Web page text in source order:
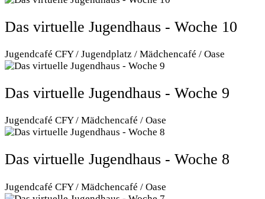
Das virtuelle Jugendhaus - Woche 10
Jugendcafé CFY / Jugendplatz / Mädchencafé / Oase
Das virtuelle Jugendhaus - Woche 9
Jugendcafé CFY / Mädchencafé / Oase
Das virtuelle Jugendhaus - Woche 8
Jugendcafé CFY / Mädchencafé / Oase